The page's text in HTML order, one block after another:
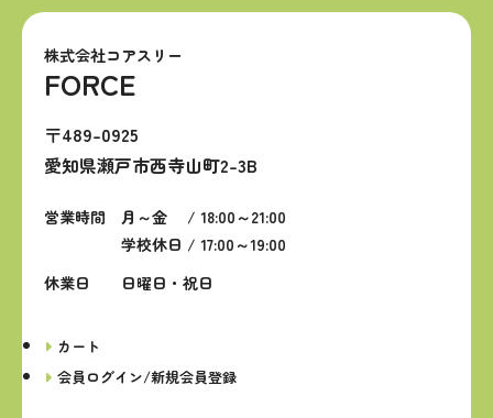
株式会社コアスリー
FORCE
〒489-0925
愛知県瀬戸市西寺山町2-3B
営業時間
月～金 / 18:00～21:00
学校休日 / 17:00～19:00
休業日
日曜日・祝日
カート
会員ログイン/新規会員登録